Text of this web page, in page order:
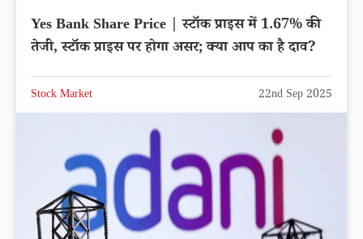
Yes Bank Share Price | स्टॉक प्राइस में 1.67% की
तेजी, स्टॉक प्राइस पर होगा असर; क्या आप का है दाव?
Stock Market 22nd Sep 2025